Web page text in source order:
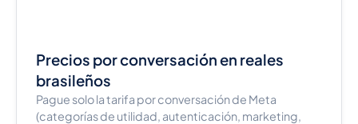
Precios por conversación en reales
brasileños
Pague solo la tarifa por conversación de Meta
(categorías de utilidad, autenticación, marketing,